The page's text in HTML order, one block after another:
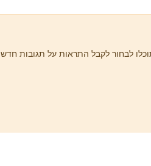
לבחור לקבל התראות על תגובות